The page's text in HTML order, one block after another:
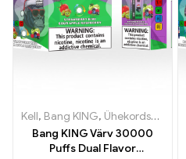
Kell, Bang KING, Ühekordsed e-sigaretid Leedu
Bang KING Värv 30000
Puffs Dual Flavor